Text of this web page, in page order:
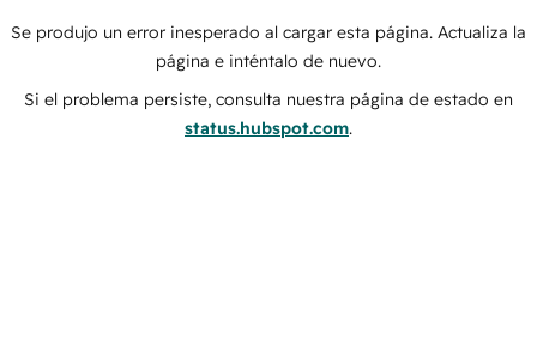
Se produjo un error inesperado al cargar esta página. Actualiza la
página e inténtalo de nuevo.
Si el problema persiste, consulta nuestra página de estado en
status.hubspot.com.